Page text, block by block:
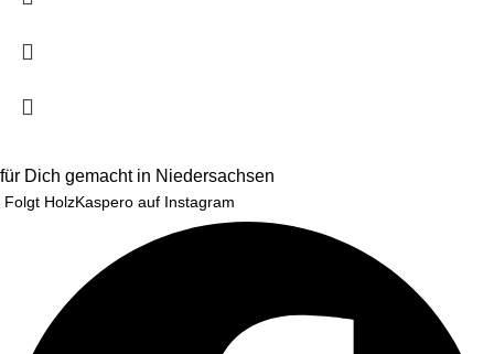
für Dich gemacht in Niedersachsen
Folgt HolzKaspero auf Instagram